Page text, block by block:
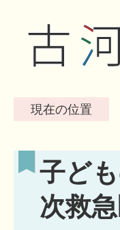
現在の位置
子ど
次救急